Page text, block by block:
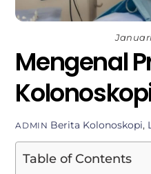
Mengenal
ADMIN Berita Kolonoskopi,
Table of Contents